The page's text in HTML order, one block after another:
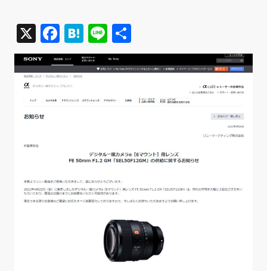
X Facebook
Hatena
Line
有